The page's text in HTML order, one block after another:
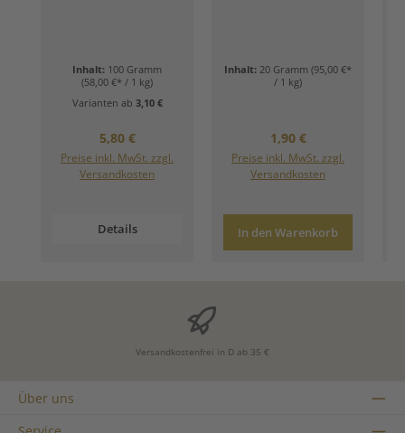
Inhalt: 100 Gramm
(58,00 €* / 1 kg)
Varianten ab 3,10 €
Regulärer Preis:
5,80 €
Preise inkl. MwSt. zzgl.
Versandkosten
Details
Inhalt: 20 Gramm (95,00 €*
/ 1 kg)
Regulärer Preis:
1,90 €
Preise inkl. MwSt. zzgl.
Versandkosten
In den Warenkorb
Versandkostenfrei in D ab 35 €
Über uns